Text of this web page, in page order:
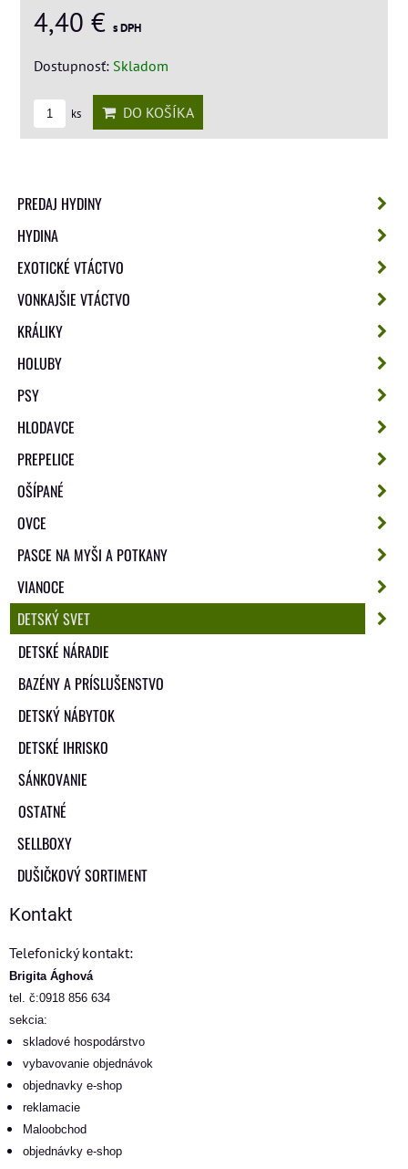
4,40 € s DPH
Dostupnosť: Skladom
ks DO KOŠÍKA
PREDAJ HYDINY
HYDINA
EXOTICKÉ VTÁCTVO
VONKAJŠIE VTÁCTVO
KRÁLIKY
HOLUBY
PSY
HLODAVCE
PREPELICE
OŠÍPANÉ
OVCE
PASCE NA MYŠI A POTKANY
VIANOCE
DETSKÝ SVET
DETSKÉ NÁRADIE
BAZÉNY A PRÍSLUŠENSTVO
DETSKÝ NÁBYTOK
DETSKÉ IHRISKO
SÁNKOVANIE
OSTATNÉ
SELLBOXY
DUŠIČKOVÝ SORTIMENT
Kontakt
Telefonický kontakt:
Brigita Ághová
tel. č:0918 856 634
sekcia:
skladové hospodárstvo
vybavovanie objednávok
objednavky e-shop
reklamacie
Maloobchod
objednávky e-shop